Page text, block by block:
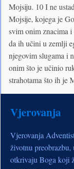
Mojsiju. 10 I ne
Mojsije, kojega je
svim onim znacima i
da ih učini u ze­mlji
njegovim slugama i
onim što je učinio
strahotama što ih je
Vjerovanja
Vjerovanja
životnu
otkrivaju Boga koji